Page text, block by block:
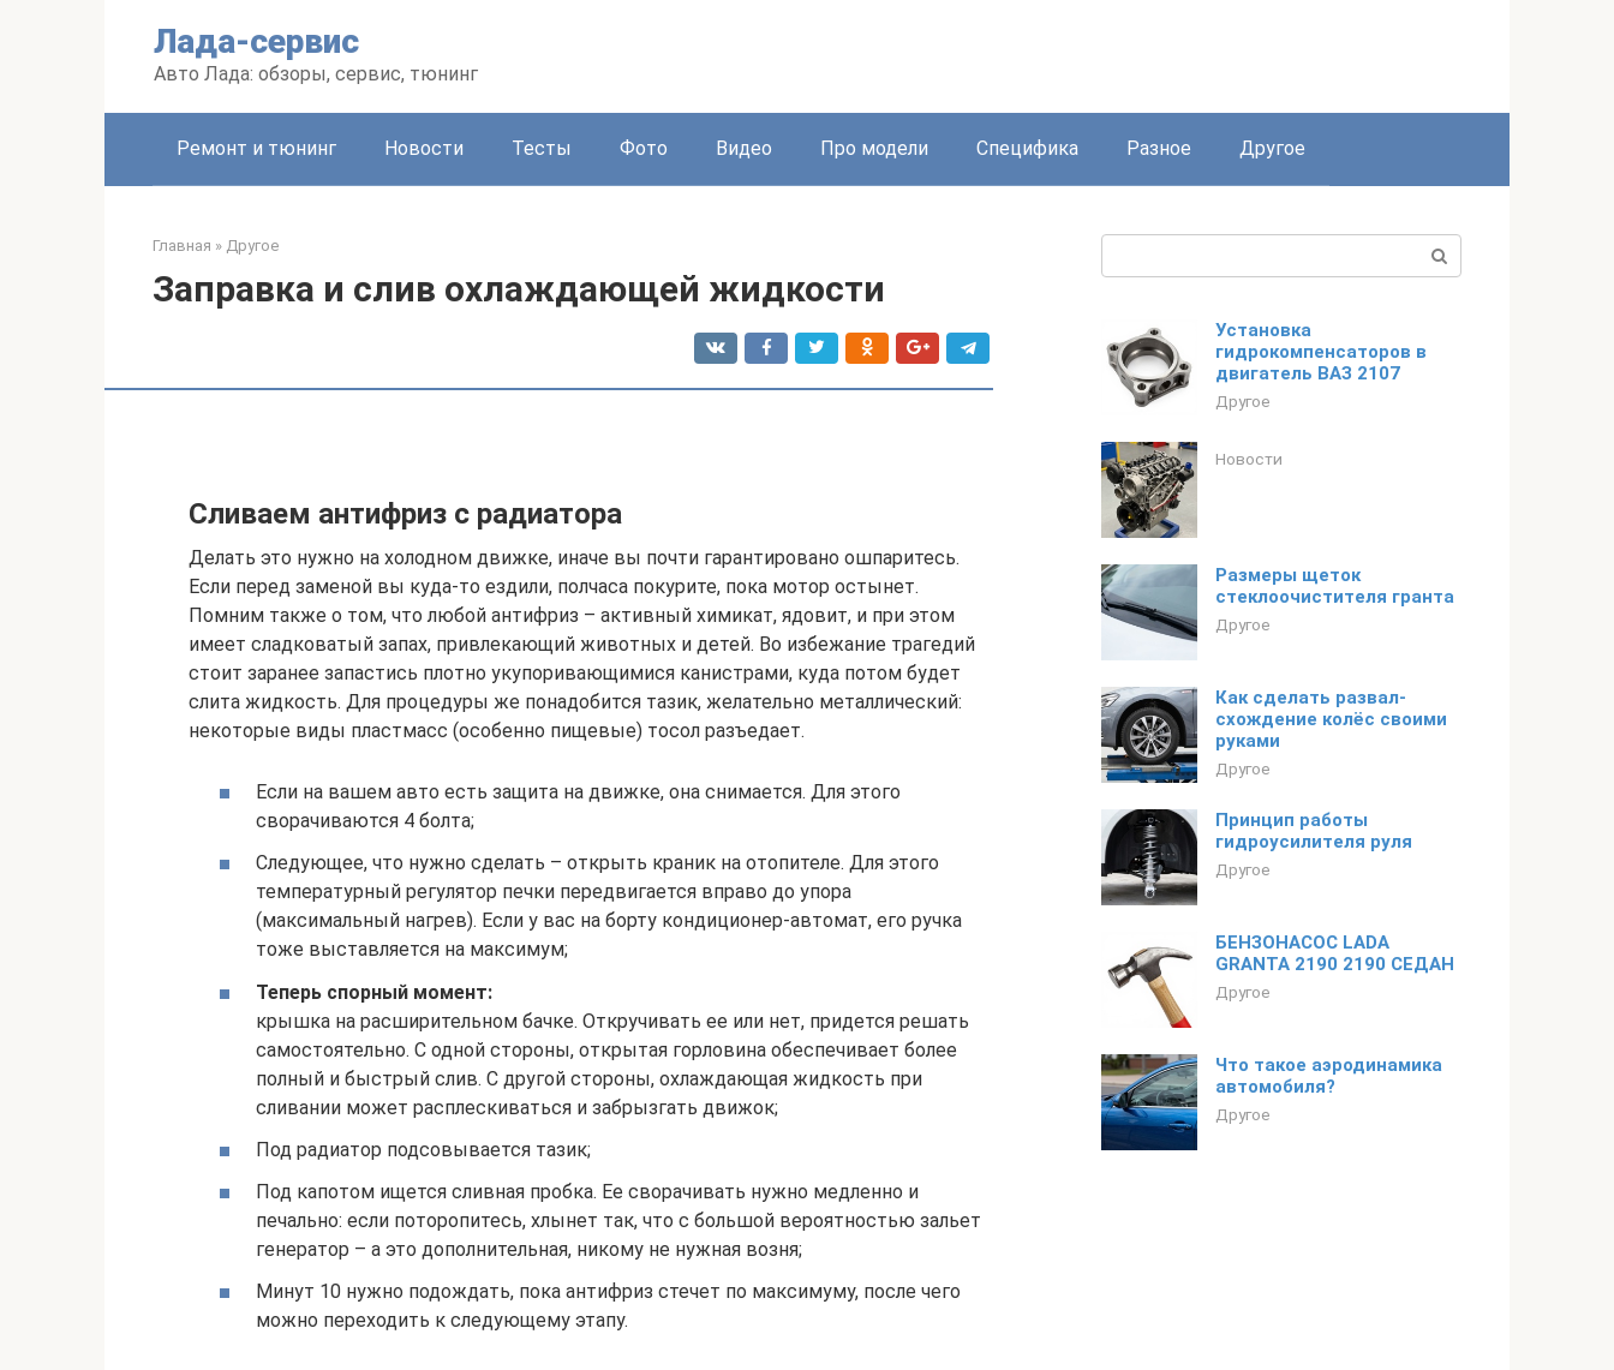
Лада-сервис
Авто Лада: обзоры, сервис, тюнинг
Ремонт и тюнинг Новости Тесты Фото Видео Про модели Специфика Разное Другое
Главная » Другое
Заправка и слив охлаждающей жидкости
Сливаем антифриз с радиатора
Делать это нужно на холодном движке, иначе вы почти гарантировано ошпаритесь.
Если перед заменой вы куда-то ездили, полчаса покурите, пока мотор остынет.
Помним также о том, что любой антифриз – активный химикат, ядовит, и при этом
имеет сладковатый запах, привлекающий животных и детей. Во избежание трагедий
стоит заранее запастись плотно укупоривающимися канистрами, куда потом будет
слита жидкость. Для процедуры же понадобится тазик, желательно металлический:
некоторые виды пластмасс (особенно пищевые) тосол разъедает.
Если на вашем авто есть защита на движке, она снимается. Для этого
сворачиваются 4 болта;
Следующее, что нужно сделать – открыть краник на отопителе. Для этого
температурный регулятор печки передвигается вправо до упора
(максимальный нагрев). Если у вас на борту кондиционер-автомат, его ручка
тоже выставляется на максимум;
Теперь спорный момент:
крышка на расширительном бачке. Откручивать ее или нет, придется решать
самостоятельно. С одной стороны, открытая горловина обеспечивает более
полный и быстрый слив. С другой стороны, охлаждающая жидкость при
сливании может расплескиваться и забрызгать движок;
Под радиатор подсовывается тазик;
Под капотом ищется сливная пробка. Ее сворачивать нужно медленно и
печально: если поторопитесь, хлынет так, что с большой вероятностью зальет
генератор – а это дополнительная, никому не нужная возня;
Минут 10 нужно подождать, пока антифриз стечет по максимуму, после чего
можно переходить к следующему этапу.
Установка
гидрокомпенсаторов в
двигатель ВАЗ 2107
Другое
Новости
Размеры щеток
стеклоочистителя гранта
Другое
Как сделать развал-
схождение колёс своими
руками
Другое
Принцип работы
гидроусилителя руля
Другое
БЕНЗОНАСОС LADA
GRANTA 2190 2190 СЕДАН
Другое
Что такое аэродинамика
автомобиля?
Другое